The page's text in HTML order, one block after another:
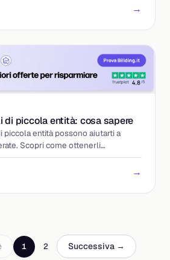
→
di piccola entità: cosa sapere
piccola entità possono aiutarti a
Scopri come ottenerli
→
1 2 Successiva →